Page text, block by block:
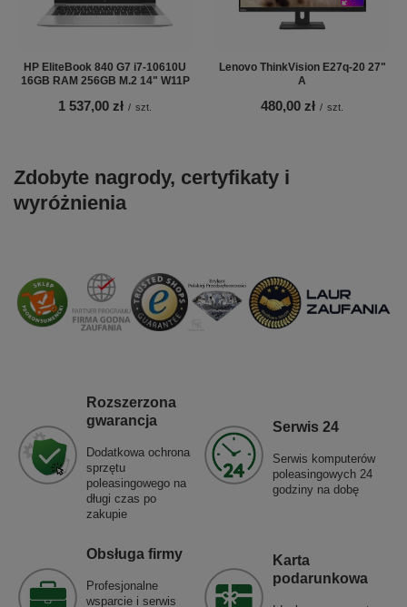
HP EliteBook 840 G7 i7-10610U
16GB RAM 256GB M.2 14" W11P
1 537,00 zł / szt.
Lenovo ThinkVision E27q-20 27"
A
480,00 zł / szt.
Zdobyte nagrody, certyfikaty i
wyróżnienia
Rozszerzona
gwarancja
Dodatkowa ochrona
sprzętu
poleasingowego na
długi czas po
zakupie
Serwis 24
Serwis komputerów
poleasingowych 24
godziny na dobę
Obsługa firmy
Profesjonalne
wsparcie i serwis
Karta
podarunkowa